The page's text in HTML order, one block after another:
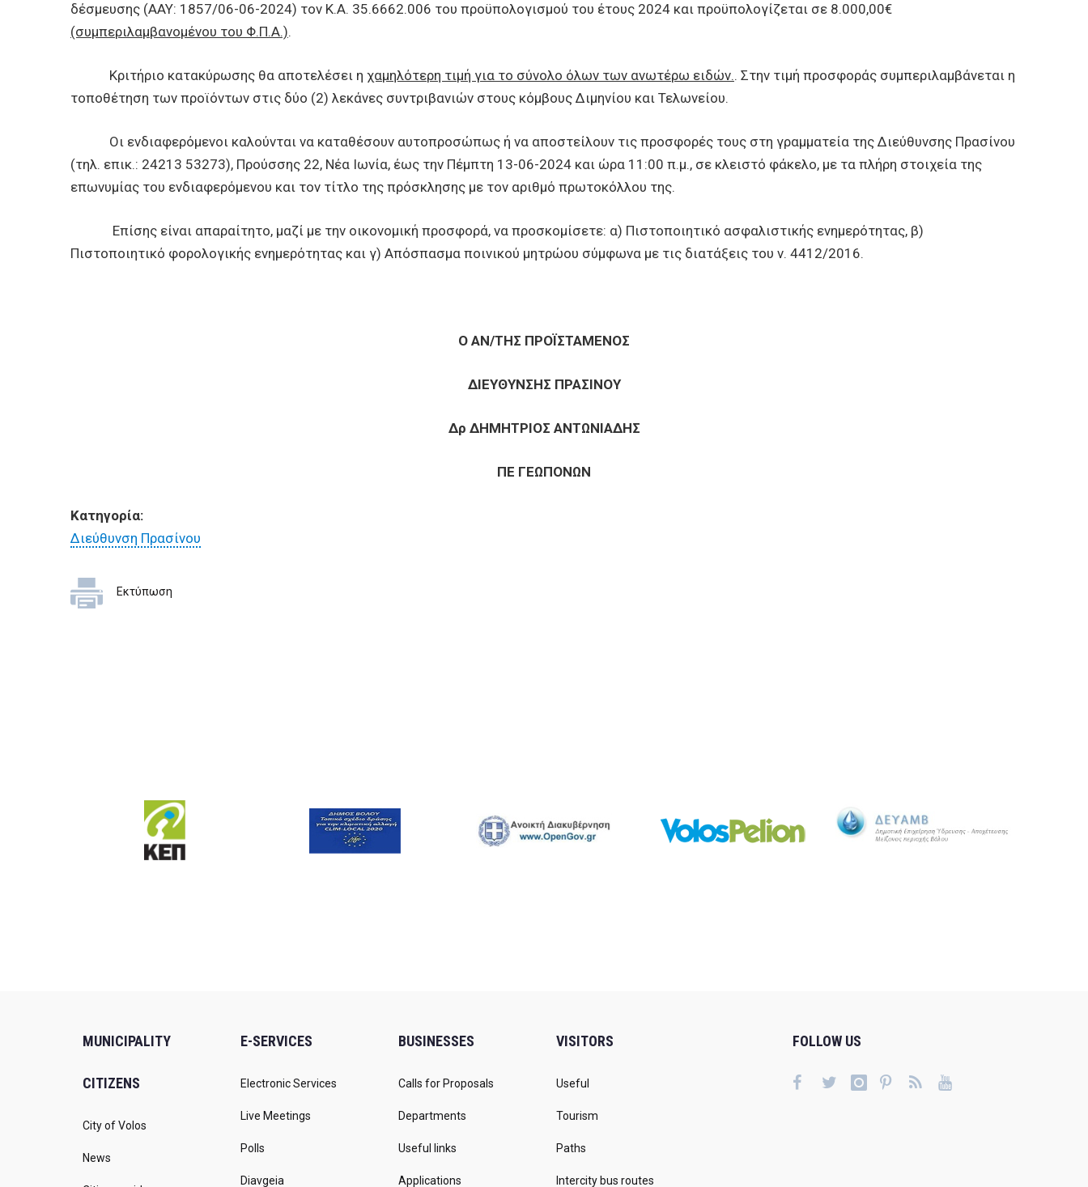
δέσμευσης (ΑΑΥ: 1857/06-06-2024) τον Κ.Α. 35.6662.006 του προϋπολογισμού του έτους 2024 και προϋπολογίζεται σε 8.000,00€
(συμπεριλαμβανομένου του Φ.Π.Α.).
Κριτήριο κατακύρωσης θα αποτελέσει η χαμηλότερη τιμή για το σύνολο όλων των ανωτέρω ειδών.. Στην τιμή προσφοράς συμπεριλαμβάνεται η
τοποθέτηση των προϊόντων στις δύο (2) λεκάνες συντριβανιών στους κόμβους Διμηνίου και Τελωνείου.
Οι ενδιαφερόμενοι καλούνται να καταθέσουν αυτοπροσώπως ή να αποστείλουν τις προσφορές τους στη γραμματεία της Διεύθυνσης Πρασίνου
(τηλ. επικ.: 24213 53273), Προύσσης 22, Νέα Ιωνία, έως την Πέμπτη 13-06-2024 και ώρα 11:00 π.μ., σε κλειστό φάκελο, με τα πλήρη στοιχεία της
επωνυμίας του ενδιαφερόμενου και τον τίτλο της πρόσκλησης με τον αριθμό πρωτοκόλλου της.
Επίσης είναι απαραίτητο, μαζί με την οικονομική προσφορά, να προσκομίσετε: α) Πιστοποιητικό ασφαλιστικής ενημερότητας, β)
Πιστοποιητικό φορολογικής ενημερότητας και γ) Απόσπασμα ποινικού μητρώου σύμφωνα με τις διατάξεις του ν. 4412/2016.
Ο ΑΝ/ΤΗΣ ΠΡΟΪΣΤΑΜΕΝΟΣ
ΔΙΕΥΘΥΝΣΗΣ ΠΡΑΣΙΝΟΥ
Δρ ΔΗΜΗΤΡΙΟΣ ΑΝΤΩΝΙΑΔΗΣ
ΠΕ ΓΕΩΠΟΝΩΝ
Κατηγορία:
Διεύθυνση Πρασίνου
Εκτύπωση
MUNICIPALITY
CITIZENS
City of Volos
News
E-SERVICES
Electronic Services
Live Meetings
Polls
Diavgeia
BUSINESSES
Calls for Proposals
Departments
Useful links
Applications
VISITORS
Useful
Tourism
Paths
Intercity bus routes
FOLLOW US